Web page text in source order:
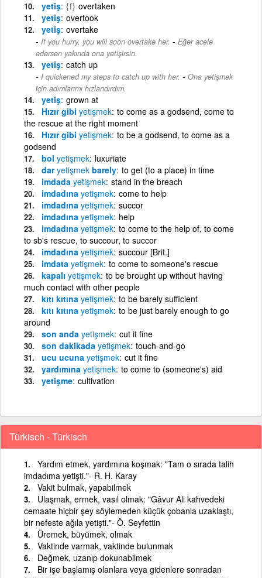
yetiş {f} overtaken
yetiş overtook
yetiş overtake
If you hurry, you will soon overtake her. - Eğer acele
edersen yakında ona yetişirsin.
yetiş catch up
I quickened my steps to catch up with her. - Ona yetişmek
için adımlarımı hızlandırdım.
yetiş grown at
Hızır gibi yetişmek to come as a godsend, come to
the rescue at the right moment
Hızır gibi yetişmek to be a godsend, to come as a
godsend
bol yetişmek luxuriate
daryetişmek barely to get (to a place) in time
imdada yetişmek stand in the breach
imdadına yetişmek come to help
imdadına yetişmek succor
imdadına yetişmek help
imdadına yetişmek to come to the help of, to come
to sb's rescue, to succour, to succor
imdadına yetişmek succour [Brit.]
imdata yetişmek to come to someone's rescue
kapalı yetişmek to be brought up without having
much contact with other people
kıtı kıtına yetişmek to be barely sufficient
kıtı kıtına yetişmek to be just barely enough to go
around
son anda yetişmek cut it fine
son dakikada yetişmek touch-and-go
ucu ucuna yetişmek cut it fine
yardımına yetişmek to come to (someone's) aid
yetişme cultivation
Türkisch - Türkisch
Yardım etmek, yardımına koşmak: "Tam o sırada talih
imdadıma yetişti."- R. H. Karay
Vakit bulmak, yapabilmek
Ulaşmak, ermek, vasıl olmak: "Gâvur Ali kahvedeki
cemaate hiçbir şey söylemeden küçük çobanla uzaklaştı,
bir nefeste ağıla yetişti."- Ö. Seyfettin
Üremek, büyümek, olmak
Vaktinde varmak, vaktinde bulunmak
Değmek, uzanıp dokunabilmek
Bir işe başlamış olanlara veya gidenlere sonradan